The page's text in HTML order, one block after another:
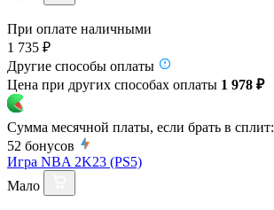
При оплате наличными
1 735 ₽
Другие способы оплаты
Цена при других способах оплаты 1 978 ₽
Сумма месячной платы, если брать в сплит:
52 бонусов
Игра NBA 2K23 (PS5)
Мало